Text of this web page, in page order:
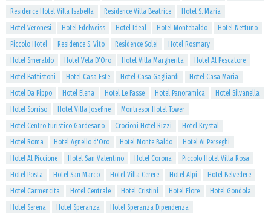
Residence Hotel Villa Isabella
Residence Villa Beatrice
Hotel S. Maria
Hotel Veronesi
Hotel Edelweiss Hotel Ideal Hotel Montebaldo
Hotel Nettuno
Piccolo Hotel
Residence S. Vito Residence Solei
Hotel Rosmary
Hotel Smeraldo
Hotel Vela D'Oro Hotel Villa Margherita
Hotel Al Pescatore
Hotel Battistoni
Hotel Casa Este Hotel Casa Gagliardi
Hotel Casa Maria
Hotel Da Pippo
Hotel Elena Hotel Le Fasse Hotel Panoramica
Hotel Silvanella
Hotel Sorriso
Hotel Villa Josefine
Montresor Hotel Tower
Hotel Centro turistico Gardesano
Crocioni Hotel Rizzi
Hotel Krystal
Hotel Roma
Hotel Agnello d'Oro Hotel Monte Baldo
Hotel Ai Perseghi
Hotel Al Piccione
Hotel San Valentino Hotel Corona
Piccolo Hotel Villa Rosa
Hotel Posta
Hotel San Marco Hotel Villa Cerere Hotel Alpi
Hotel Belvedere
Hotel Carmencita
Hotel Centrale Hotel Cristini Hotel Fiore
Hotel Gondola
Hotel Serena
Hotel Speranza
Hotel Speranza Dipendenza